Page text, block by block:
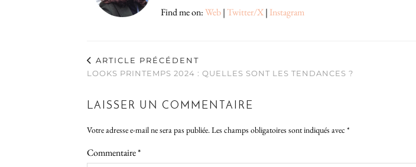
Find me on:Web|Twitter/X| Instagram
ARTICLE PRÉCÉDENT
LOOKS PRINTEMPS 2024 : QUELLES SONT LES TENDANCES ?
LAISSER UN COMMENTAIRE
Votre adresse e-mail ne sera pas publiée.Les champs obligatoires sont indiqués avec *
Commentaire*